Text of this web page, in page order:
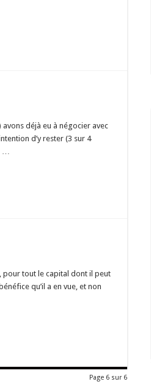
avons déjà eu à négocier avec
d’y rester (3 sur 4
…
pour tout le capital dont il peut
qu’il a en vue, et non
Page 6 sur 6